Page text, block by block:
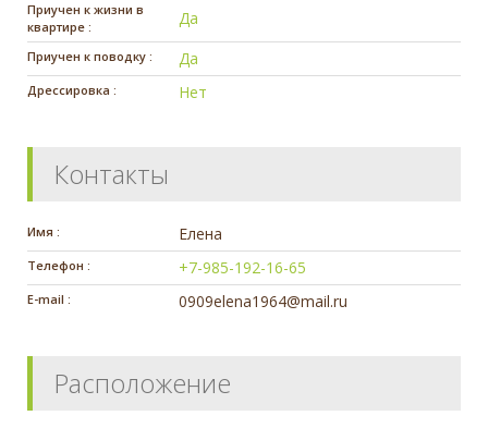
Приучен к жизни в
квартире :
Да
Приучен к поводку : Да
Дрессировка : Нет
Контакты
Имя : Елена
Телефон : +7-985-192-16-65
E-mail : 0909elena1964@mail.ru
Расположение